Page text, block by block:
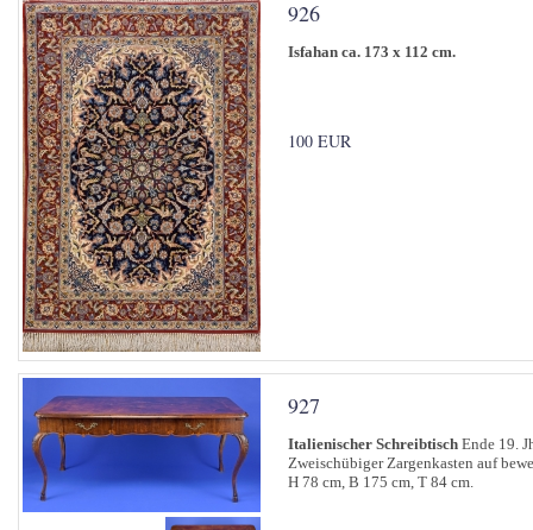
926
Isfahan ca. 173 x 112 cm.
100 EUR
927
Italienischer Schreibtisch Ende 19.
Zweischübiger Zargenkasten auf
H 78 cm, B 175 cm, T 84 cm.